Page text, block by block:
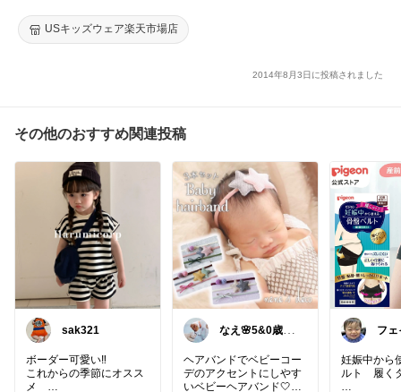
い【レビューで送料無料】【楽ギフ_包装選択】
USキッズウェア楽天市場店
2014年8月3日に投稿されました
その他のおすすめ関連投稿
sak321
ボーダー可愛い‼️
これからの季節にオスス
メ
なえ🌸5&0歳マ
ヘアバンドでベビーコー
デのアクセントにしやす
いベビーヘアバンド🤍
フ
妊娠中から
ルト 履く